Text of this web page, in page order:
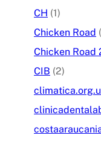
CH (1)
Chicken Road
Chicken Road
CIB (2)